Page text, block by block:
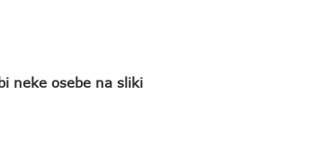
neke osebe na sliki